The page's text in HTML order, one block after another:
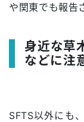
や関東でも報告
身近な草
などに注
SFTS以外にも